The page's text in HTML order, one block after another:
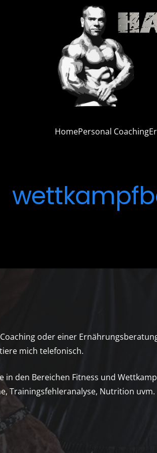
HomePersonal Coaching
oder einer
mich telefonisch.
in den Bereichen Fitness und
Trainingsfehleranalyse, Nutrition uvm.